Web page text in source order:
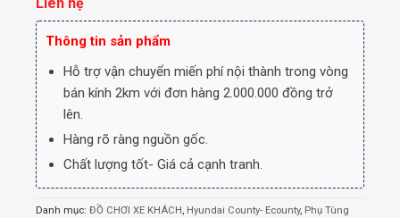
Thông tin sản phẩm
Hỗ trợ vận chuyển miến phí nội thành trong vòng
bán kính 2km với đơn hàng 2.000.000 đồng trở
lên.
Hàng rõ ràng nguồn gốc.
Chất lượng tốt- Giá cả cạnh tranh.
Danh mục: ĐỒ CHƠI XE KHÁCH , Hyundai County- Ecounty, Phụ Tùng